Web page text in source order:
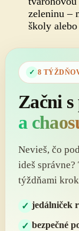
zeleninu –
školy
8
Začni
a
Nevieš, čo
ideš
týždňami
jedálniček
bezpečné